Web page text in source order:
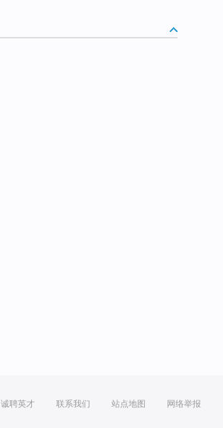
诚聘英才 联系我们 站点地图 网络举报